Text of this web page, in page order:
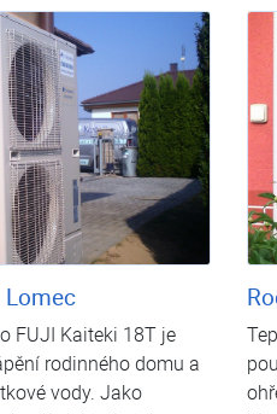
Lomec
FUJI Kaiteki 18T je
rodinného domu a
vody. Jako